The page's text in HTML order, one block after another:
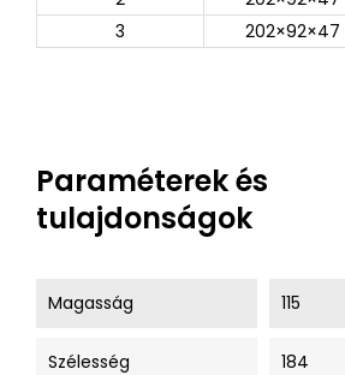
3
202×92×47
Paraméterek és
tulajdonságok
Magasság 115
Szélesség 184